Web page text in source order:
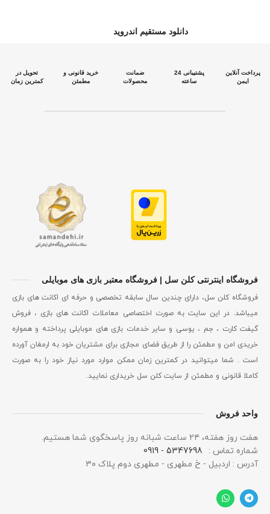
دانلود مستقیم اندروید
پرداخت آنلاین
ایمن
پشتیبانی 24
ساعته
ضمانت
محصولات
خرید قانونی و
مطمئن
تحویل در
کمترین زمان
فروشگاه اینترنتی کلن سل | فروشگاه معتبر بازی های موبایلی
فروشگاه کلن سل، دارای چندین سال سابقه تخصصی و حرفه ای اکانت های بازی
میباشد. در این سایت به صورت اختصاصی معاملات اکانت های بازی ، فروش
گیفت کارت ، جم ، یوسی و سایر خدمات بازی های موبایلی پرداخته و همواره
خریدی امن و مطمئن را از طریق فضای مجازی برای مشتریان خود به ارمغان آورده
است . شما میتوانید در کمترین زمان ممکن موارد مورد نیاز خود را به صورت
کاملا قانونی و مطمئن از سایت کلن سل خریداری نمایید.
واحد فروش
هفت روز هفته، ۲۴ ساعت شبانه‌ روز پاسخگوی شما هستیم.
شماره تماس :
5347698 - 0919
آدرس : اردبیل - خ مطهری - مطهری دوم پلاک ۳۰